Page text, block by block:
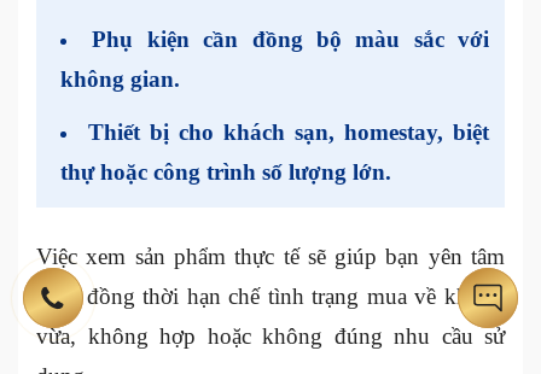
Phụ kiện cần đồng bộ màu sắc với
không gian.
Thiết bị cho khách sạn, homestay, biệt
thự hoặc công trình số lượng lớn.
Việc xem sản phẩm thực tế sẽ giúp bạn yên tâm
hơn, đồng thời hạn chế tình trạng mua về không
vừa, không hợp hoặc không đúng nhu cầu sử